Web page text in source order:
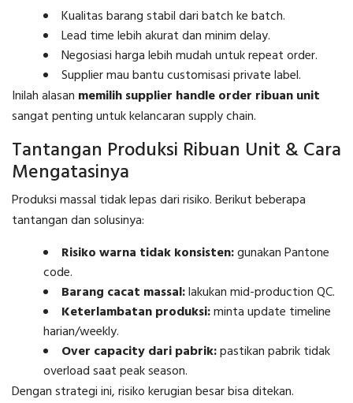
Kualitas barang stabil dari batch ke batch.
Lead time lebih akurat dan minim delay.
Negosiasi harga lebih mudah untuk repeat order.
Supplier mau bantu customisasi private label.
Inilah alasan memilih supplier handle order ribuan unit
sangat penting untuk kelancaran supply chain.
Tantangan Produksi Ribuan Unit & Cara
Mengatasinya
Produksi massal tidak lepas dari risiko. Berikut beberapa
tantangan dan solusinya:
Risiko warna tidak konsisten:gunakan Pantone
code.
Barang cacat massal:lakukan mid-production QC.
Keterlambatan produksi:minta update timeline
harian/weekly.
Over capacity dari pabrik:pastikan pabrik tidak
overload saat peak season.
Dengan strategi ini, risiko kerugian besar bisa ditekan.